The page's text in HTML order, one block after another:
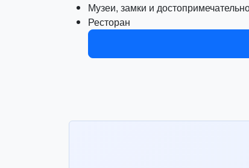
Музеи, замки и
Ресторан